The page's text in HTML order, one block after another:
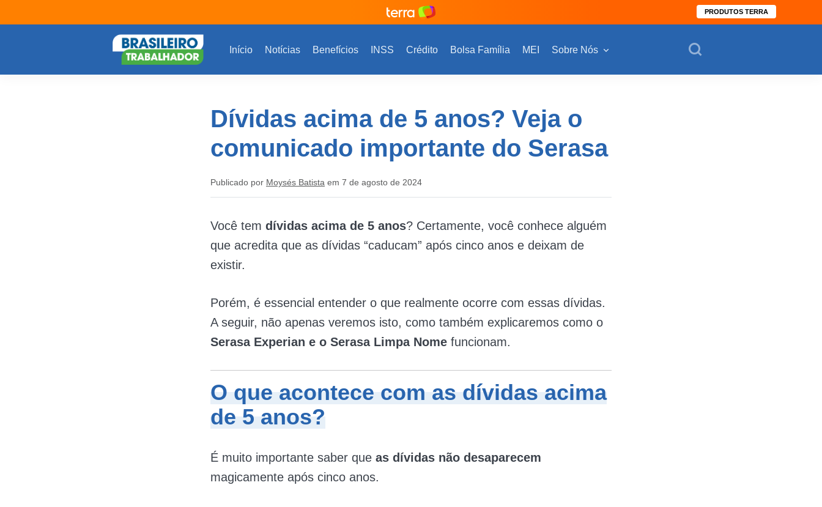
PRODUTOS TERRA
Início Notícias Benefícios INSS Crédito Bolsa Família MEI Sobre Nós
Dívidas acima de 5 anos? Veja o
comunicado importante do Serasa
Publicado por Moysés Batista em 7 de agosto de 2024
Você tem dívidas acima de 5 anos? Certamente, você conhece alguém
que acredita que as dívidas “caducam” após cinco anos e deixam de
existir.
Porém, é essencial entender o que realmente ocorre com essas dívidas.
A seguir, não apenas veremos isto, como também explicaremos como o
Serasa Experian e o Serasa Limpa Nome funcionam.
O que acontece com asdívidas acima
de 5 anos?
É muito importante saber que as dívidas não desaparecem
magicamente após cinco anos.